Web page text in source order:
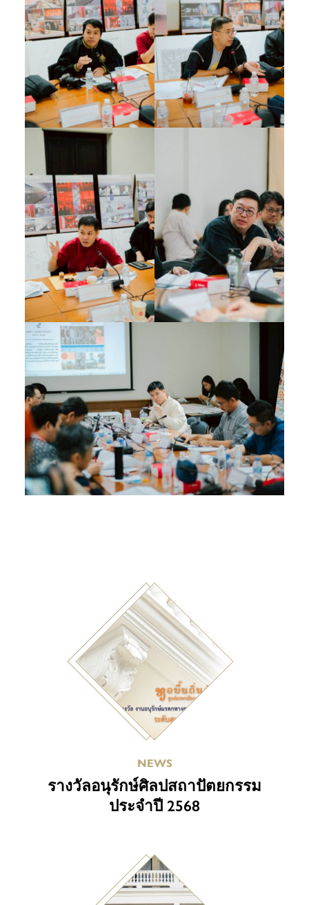
NEWS
รางวัลอนุรักษ์ศิลปสถาปัตยกรรม
ประจำปี 2568